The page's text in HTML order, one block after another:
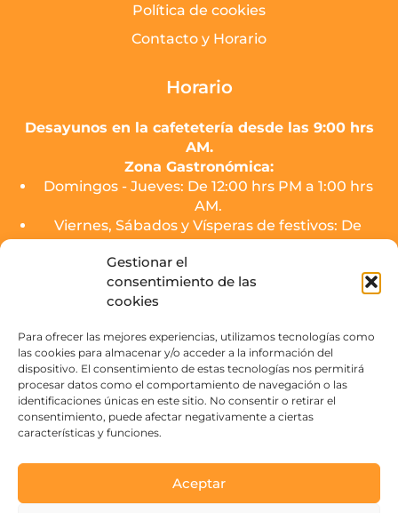
Gestionar el
consentimiento de las
cookies
Para ofrecer las mejores experiencias, utilizamos tecnologías como
las cookies para almacenar y/o acceder a la información del
dispositivo. El consentimiento de estas tecnologías nos permitirá
procesar datos como el comportamiento de navegación o las
identificaciones únicas en este sitio. No consentir o retirar el
consentimiento, puede afectar negativamente a ciertas
características y funciones.
Aceptar
Política de cookies
Contacto y Horario
Horario
Desayunos en la cafetetería desde las 9:00 hrs
AM.
Zona Gastronómica:
Domingos - Jueves: De 12:00 hrs PM a 1:00 hrs
AM.
Viernes, Sábados y Vísperas de festivos: De
12:00 hrs PM a 2:00 hrs AM.
El servicio de cocina de los puestos finalizará
media hora antes del cierre.
Zona de Copas (SOJO Mercado):
Domingos - Jueves: De 16:00 hrs PM a 3:00 hrs
AM.
Viernes, Sábados y Vísperas de festivos: De
16:00 hrs PM a 4:00 hrs AM.